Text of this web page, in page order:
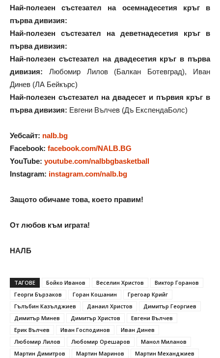
Най-полезен състезател на осемнадесетия кръг в
първа дивизия:
Най-полезен състезател на деветнадесетия кръг в
първа дивизия:
Най-полезен състезател на двадесетия кръг в първа
дивизия: Любомир Лилов (Балкан Ботевград), Иван
Динев (ЛА Бейкърс)
Най-полезен състезател на двадесет и първия кръг в
първа дивизия: Евгени Вълчев (Дъ ЕкспендаБолс)
Уебсайт: nalb.bg
Facebook: facebook.com/NALB.BG
YouTube: youtube.com/nalbbgbasketball
Instagram: instagram.com/nalb.bg
Защото обичаме това, което правим!
От любов към играта!
НАЛБ
ТАГОВЕ Бойко Иванов Веселин Христов
Виктор Горанов
Георги Бързаков
Горан Кошанин
Грегоар Крийг
Гълъбин Казълджиев
Данаил Христов
Димитър Георгиев
Димитър Минев
Димитър Христов
Евгени Вълчев
Ерик Вълчев
Иван Господинов
Иван Динев
Любомир Лилов
Любомир Орешаров
Манол Миланов
Мартин Димитров
Мартин Маринов
Мартин Механджиев